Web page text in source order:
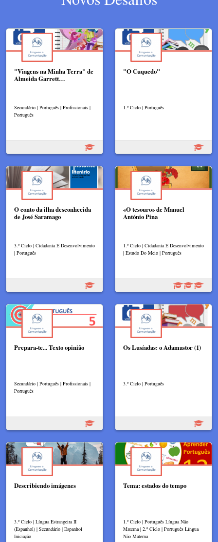
"Viagens na Minha Terra" de
Almeida Garrett…
Secundário | Português | Profissionais |
Português
"O Cuquedo"
1.º Ciclo | Português
O conto da ilha desconhecida
de José Saramago
3.º Ciclo | Cidadania E Desenvolvimento
| Português
«O tesouro» de Manuel
António Pina
1.º Ciclo | Cidadania E Desenvolvimento
| Estudo Do Meio | Português
Prepara-te... Texto opinião
Secundário | Português | Profissionais |
Português
Os Lusíadas: o Adamastor (1)
3.º Ciclo | Português
Describiendo imágenes
3.º Ciclo | Língua Estrangeira II
(Espanhol) | Secundário | Espanhol
Iniciação
Tema: estados do tempo
1.º Ciclo | Português Língua Não
Materna | 2.º Ciclo | Português Língua
Não Materna